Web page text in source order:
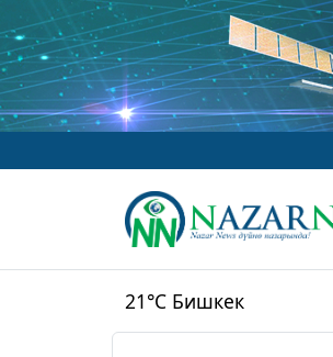
21°C Бишкек